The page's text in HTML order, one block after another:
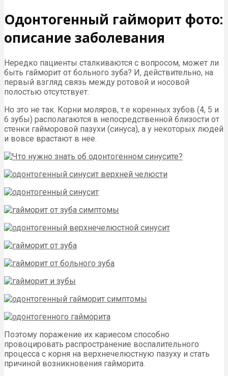
Одонтогенный гайморит фото:
описание заболевания
Нередко пациенты сталкиваются с вопросом, может ли
быть гайморит от больного зуба? И, действительно, на
первый взгляд связь между ротовой и носовой
полостью отсутствует.
Но это не так. Корни моляров, т.е коренных зубов (4, 5 и
6 зубы) располагаются в непосредственной близости от
стенки гайморовой пазухи (синуса), а у некоторых людей
и вовсе врастают в нее.
Поэтому поражение их кариесом способно
провоцировать распространение воспалительного
процесса с корня на верхнечелюстную пазуху и стать
причиной возникновения гайморита.